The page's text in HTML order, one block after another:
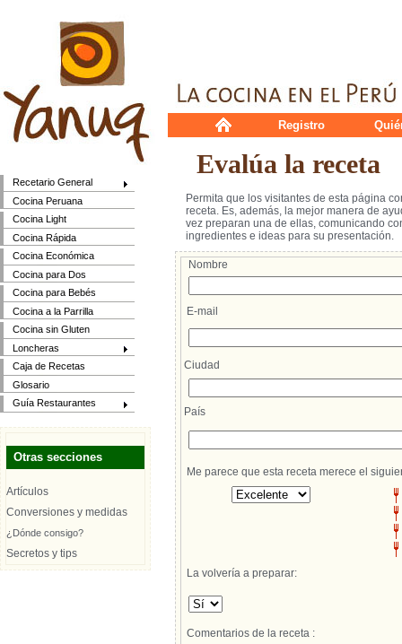
Recetario General
Cocina Peruana
Cocina Light
Cocina Rápida
Cocina Económica
Cocina para Dos
Cocina para Bebés
Cocina a la Parrilla
Cocina sin Gluten
Loncheras
Caja de Recetas
Glosario
Guía Restaurantes
Otras secciones
Artículos
Conversiones y medidas
¿Dónde consigo?
Secretos y tips
Registro
Evalúa la receta
Permita que los visitantes de esta página
receta. Es, además, la mejor manera de
vez preparan una de ellas, comunicando
ingredientes e ideas para su presentación.
Nombre
E-mail
Ciudad
País
Me parece que esta receta merece el
La volvería a preparar:
Comentarios de la receta :